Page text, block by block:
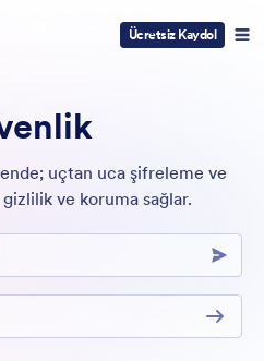
Ücretsiz Kaydol
uçtan uca şifreleme ve
ve koruma sağlar.